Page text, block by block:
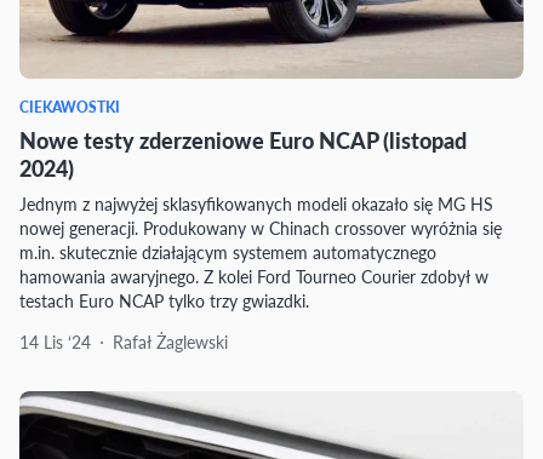
CIEKAWOSTKI
Nowe testy zderzeniowe Euro NCAP (listopad
2024)
Jednym z najwyżej sklasyfikowanych modeli okazało się MG HS
nowej generacji. Produkowany w Chinach crossover wyróżnia się
m.in. skutecznie działającym systemem automatycznego
hamowania awaryjnego. Z kolei Ford Tourneo Courier zdobył w
testach Euro NCAP tylko trzy gwiazdki.
14 Lis ‘24
Rafał Żaglewski